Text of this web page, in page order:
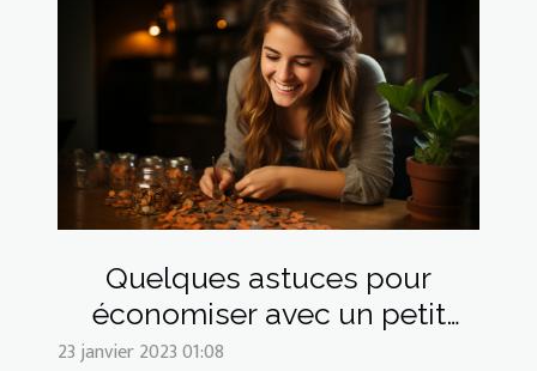
Quelques astuces pour
économiser avec un petit
revenu
23 janvier 2023 01:08